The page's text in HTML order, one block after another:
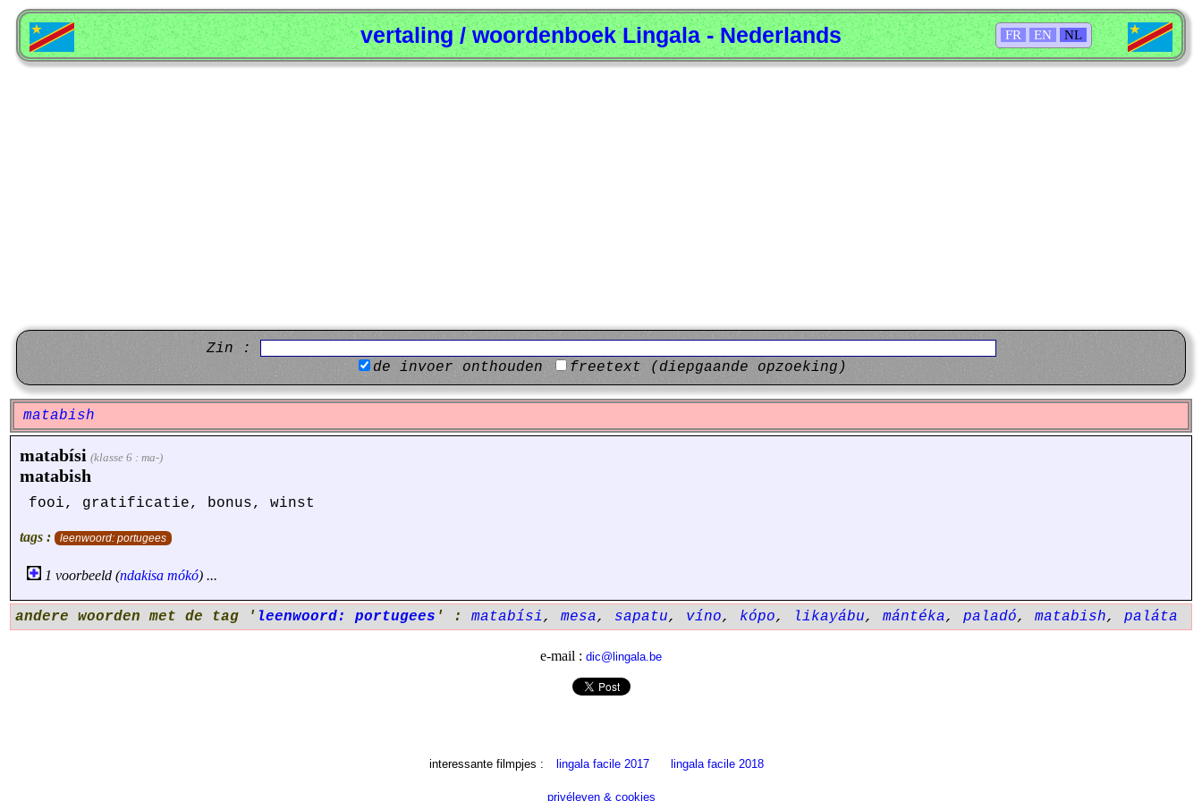
FR EN NL
vertaling / woordenboek Lingala - Nederlands
Zin :
de invoer onthouden
freetext (diepgaande opzoeking)
matabish
matabísi (klasse 6 : ma-)
matabish
fooi, gratificatie, bonus, winst
tags : leenwoord: portugees
1 voorbeeld (ndakisa mókó) ...
andere woorden met de tag ' leenwoord: portugees ' : matabísi, mesa, sapatu, víno, kópo, likayábu, mántéka, paladó, matabish, paláta
e-mail : dic@lingala.be
interessante filmpjes : lingala facile 2017 lingala facile 2018
privéleven & cookies